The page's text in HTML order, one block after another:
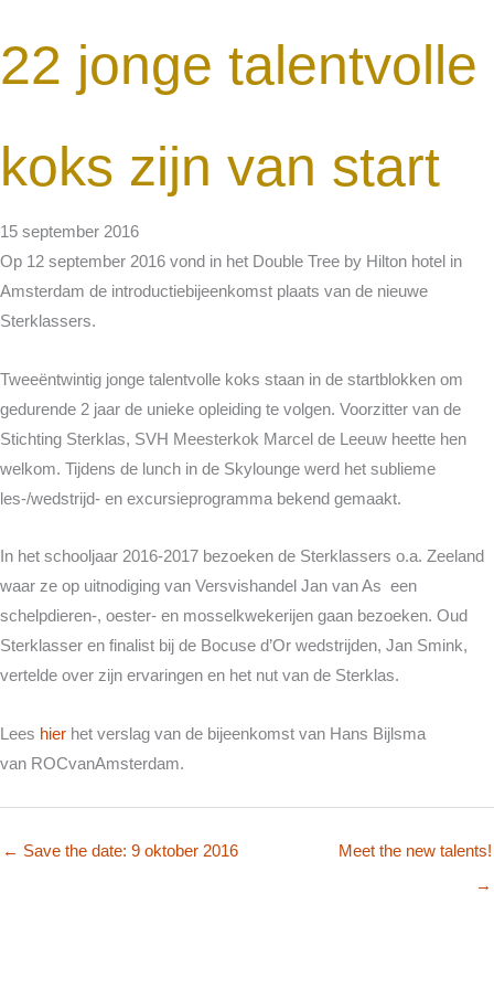
22 jonge talentvolle
koks zijn van start
15 september 2016
Op 12 september 2016 vond in het Double Tree by Hilton hotel in
Amsterdam de introductiebijeenkomst plaats van de nieuwe
Sterklassers.
Tweeëntwintig jonge talentvolle koks staan in de startblokken om
gedurende 2 jaar de unieke opleiding te volgen. Voorzitter van de
Stichting Sterklas, SVH Meesterkok Marcel de Leeuw heette hen
welkom. Tijdens de lunch in de Skylounge werd het sublieme
les-/wedstrijd- en excursieprogramma bekend gemaakt.
In het schooljaar 2016-2017 bezoeken de Sterklassers o.a. Zeeland
waar ze op uitnodiging van Versvishandel Jan van As een
schelpdieren-, oester- en mosselkwekerijen gaan bezoeken. Oud
Sterklasser en finalist bij de Bocuse d’Or wedstrijden, Jan Smink,
vertelde over zijn ervaringen en het nut van de Sterklas.
Lees hier het verslag van de bijeenkomst van Hans Bijlsma
van ROCvanAmsterdam.
← Save the date: 9 oktober 2016
Meet the new talents!
→